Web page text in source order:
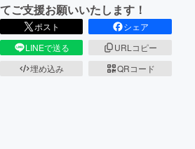
てご支援お願いいたします！
ポスト
シェア
LINEで送る
URLコピー
埋め込み
QRコード